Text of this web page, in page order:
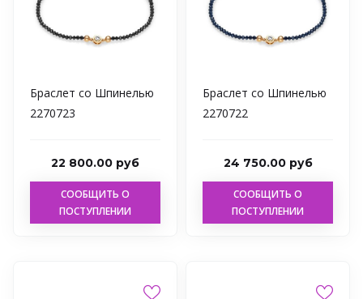
Браслет со Шпинелью
2270723
22 800.00 руб
СООБЩИТЬ О
ПОСТУПЛЕНИИ
Браслет со Шпинелью
2270722
24 750.00 руб
СООБЩИТЬ О
ПОСТУПЛЕНИИ